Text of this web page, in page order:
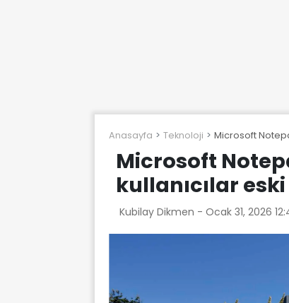
Anasayfa Teknoloji Microsoft
Microsoft
kullanıcılar
Kubilay Dikmen - Ocak 31, 2026